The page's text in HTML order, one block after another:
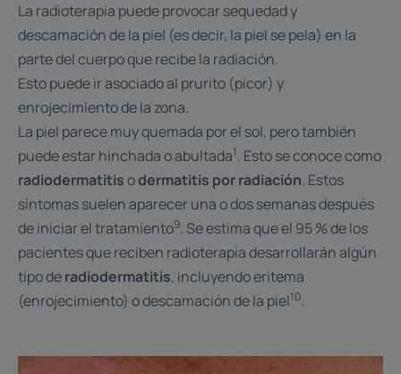
La radioterapia puede provocar sequedad y
descamación de la piel (es decir, la piel se pela) en la
parte del cuerpo que recibe la radiación. ​
Esto puede ir asociado al prurito (picor) y
enrojecimiento de la zona.
La piel parece muy quemada por el sol, pero también
puede estar hinchada o abultada1. Esto se conoce como
radiodermatitisodermatitis por radiación. Estos
síntomas suelen aparecer una o dos semanas después
de iniciar el tratamiento9. Se estima que el 95 % de los
pacientes que reciben radioterapia desarrollarán algún
tipo deradiodermatitis, incluyendo eritema
(enrojecimiento) o descamación de la piel10.